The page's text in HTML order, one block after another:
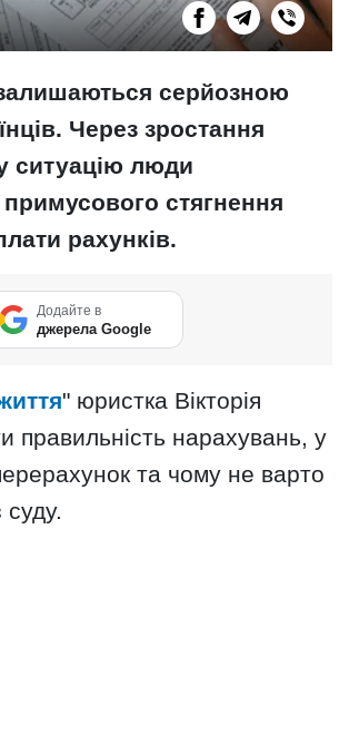
серйозною
Через зростання
ситуацію люди
стягнення
рахунків.
Додайте в
джерела Google
" юристка Вікторія
правильність нарахувань, у
та чому не варто